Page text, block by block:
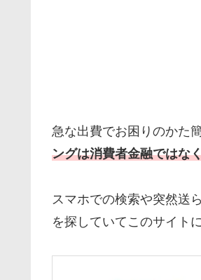
急な出費でお困りのかた
ングは消費者金融ではな
スマホでの検索や突然送
を探していてこのサイト